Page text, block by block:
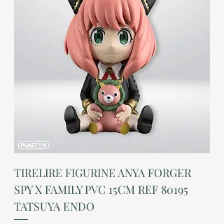
TIRELIRE FIGURINE ANYA FORGER
SPY X FAMILY PVC 15CM REF 80195
TATSUYA ENDO